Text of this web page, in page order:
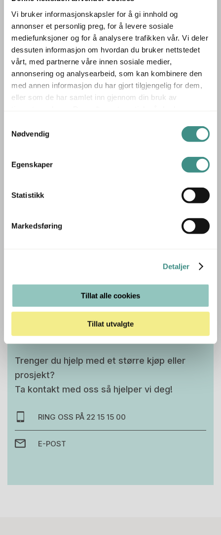
Vi bruker informasjonskapsler for å gi innhold og
annonser et personlig preg, for å levere sosiale
mediefunksjoner og for å analysere trafikken vår. Vi deler
dessuten informasjon om hvordan du bruker nettstedet
vårt, med partnerne våre innen sosiale medier,
annonsering og analysearbeid, som kan kombinere den
med annen informasjon du har gjort tilgjengelig for dem,
eller som de har samlet inn gjennom din bruk av
Nødvendig
Egenskaper
Statistikk
Markedsføring
Detaljer
Tillat alle cookies
Tillat utvalgte
Stolens rene linjer og polstrede sete gir et moderne og
profesjonelt preg, samtidig som den sikrer god
sittekomfort. Clint-serien er utviklet med fokus på både
form og funksjon, og passer utmerket i møterom,
prosjektområder og teamsoner.
✅ Designet av Tveit & Tornøe – Norsk designduo kjent
bevegelsesfrihet
mobil i bruk
kontormiljøer
Clint fra Fora Form er et utmerket valg for deg som
ønsker en stilren, funksjonell og komfortabel
Trenger du hjelp med et større kjøp eller
prosjekt?
Ta kontakt med oss så hjelper vi deg!
RING OSS PÅ 22 15 15 00
E-POST